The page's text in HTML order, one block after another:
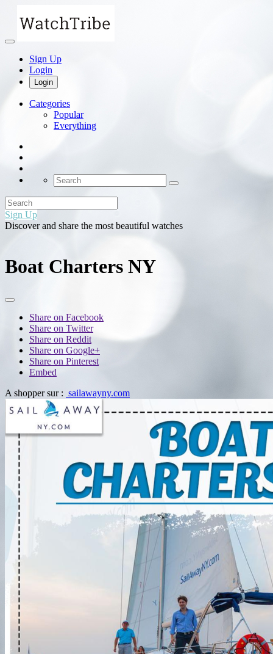
Sign Up
Login
Login
Categories
Popular
Everything
Sign Up
Discover and share the most beautiful watches
Boat Charters NY
Share on Facebook
Share on Twitter
Share on Reddit
Share on Google+
Share on Pinterest
Embed
A shopper sur : sailawayny.com